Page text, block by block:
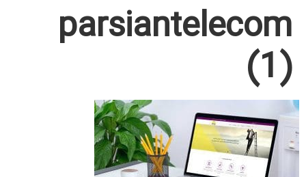
parsiantelecom
(1)